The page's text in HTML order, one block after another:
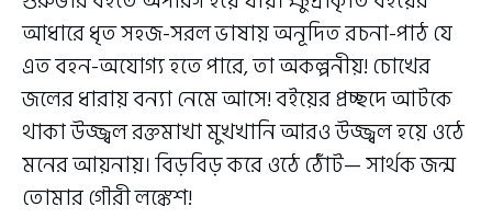
আধারে ধৃত সহজ-সরল ভাষায় অনূদিত রচনা-পাঠ যে
এত বহন-অযোগ্য হতে পারে, তা অকল্পনীয়! চোখের
জলের ধারায় বন্যা নেমে আসে! বইয়ের প্রচ্ছদে আটকে
থাকা উজ্জ্বল রক্তমাখা মুখখানি আরও উজ্জ্বল হয়ে ওঠে
মনের আয়নায়। বিড়বিড় করে ওঠে ঠোঁট— সার্থক জন্ম
তোমার গৌরী লঙ্কেশ!